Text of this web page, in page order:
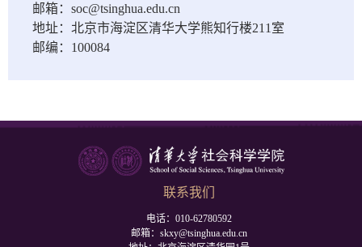
邮箱：soc@tsinghua.edu.cn
地址：北京市海淀区清华大学熊知行楼211室
邮编：100084
联系我们
电话：010-62780592
邮箱：skxy@tsinghua.edu.cn